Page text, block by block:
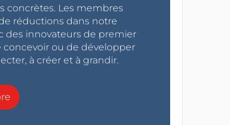
concrètes. Les membres
réductions dans notre
des innovateurs de premier
concevoir ou de développer
à créer et à grandir.